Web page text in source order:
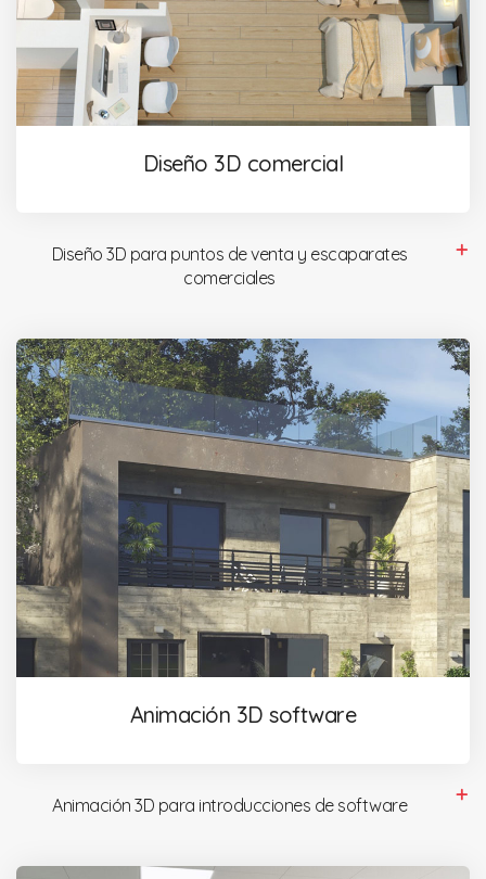
Diseño 3D comercial
Diseño 3D para puntos de venta y escaparates
comerciales
Animación 3D software
Animación 3D para introducciones de software